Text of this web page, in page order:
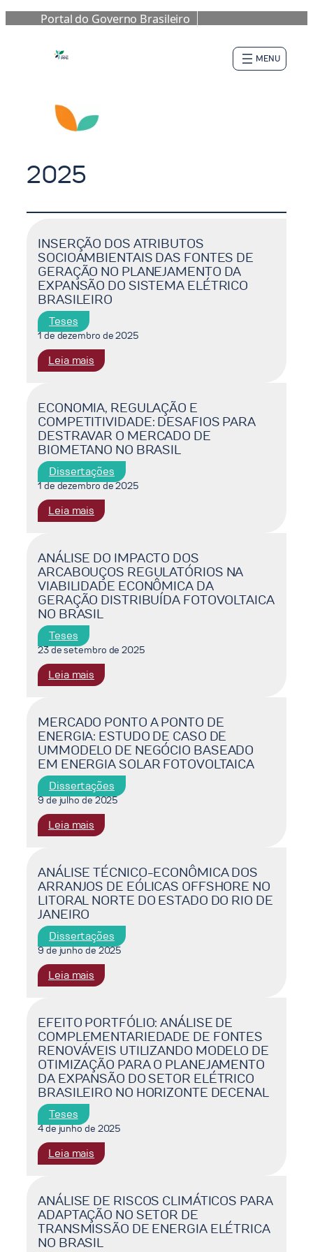
Portal do Governo Brasileiro
2025
INSERÇÃO DOS ATRIBUTOS
SOCIOAMBIENTAIS DAS FONTES DE
GERAÇÃO NO PLANEJAMENTO DA
EXPANSÃO DO SISTEMA ELÉTRICO
BRASILEIRO
Teses
1 de dezembro de 2025
Leia mais
INSERÇÃO
ATRIBUTOS
SOCIOAMBIENTAIS
DAS
FONTES
DE
GERAÇÃO
NO
PLANEJAMENTO
DO
SISTEMA
ELÉTRICO
BRASILEIRO
ECONOMIA, REGULAÇÃO E
COMPETITIVIDADE: DESAFIOS PARA
DESTRAVAR O MERCADO DE
BIOMETANO NO BRASIL
Dissertações
1 de dezembro de 2025
Leia mais
ECONOMIA,
E
COMPETITIVIDADE:
DESAFIOS
PARA
DESTRAVAR
MERCADO
DE
BIOMETANO
ANÁLISE DO IMPACTO DOS
ARCABOUÇOS REGULATÓRIOS NA
VIABILIDADE ECONÔMICA DA
GERAÇÃO DISTRIBUÍDA FOTOVOLTAICA
NO BRASIL
Teses
23 de setembro de 2025
Leia mais
ANÁLISE
IMPACTO
DOS
ARCABOUÇOS
REGULATÓRIOS
NA
VIABILIDADE
ECONÔMICA
DA
FOTOVOLTAICA
NO
BRASIL
MERCADO PONTO A PONTO DE
ENERGIA: ESTUDO DE CASO DE
UMMODELO DE NEGÓCIO BASEADO
EM ENERGIA SOLAR FOTOVOLTAICA
Dissertações
9 de julho de 2025
Leia mais
MERCADO
A
PONTO
DE
ESTUDO
DE
CASO
DE
NEGÓCIO
BASEADO
EM
ENERGIA
SOLAR
FOTOVOLTAICA
ANÁLISE TÉCNICO-ECONÔMICA DOS
ARRANJOS DE EÓLICAS OFFSHORE NO
LITORAL NORTE DO ESTADO DO RIO DE
JANEIRO
Dissertações
9 de junho de 2025
Leia mais
ANÁLISE
ECONÔMICA
DOS
ARRANJOS
DE
EÓLICAS
OFFSHORE
LITORAL
NORTE
DO
RIO
DE
JANEIRO
EFEITO PORTFÓLIO: ANÁLISE DE
COMPLEMENTARIEDADE DE FONTES
RENOVÁVEIS UTILIZANDO MODELO DE
OTIMIZAÇÃO PARA O PLANEJAMENTO
DA EXPANSÃO DO SETOR ELÉTRICO
BRASILEIRO NO HORIZONTE DECENAL
Teses
4 de junho de 2025
Leia mais
EFEITO
ANÁLISE
DE
COMPLEMENTARIEDADE
DE
ANÁLISE DE RISCOS CLIMÁTICOS PARA
ADAPTAÇÃO NO SETOR DE
TRANSMISSÃO DE ENERGIA ELÉTRICA
NO BRASIL